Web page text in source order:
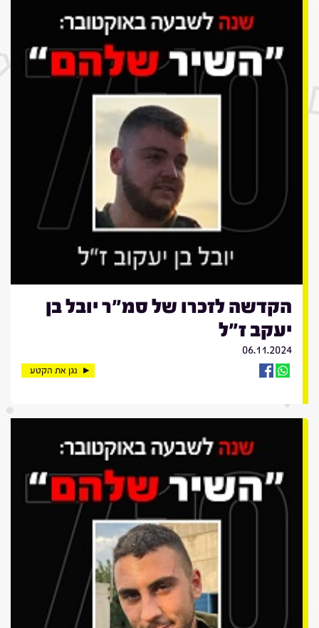
הקדשה לזכרו של סמ"ר יובל בן
יעקב ז"ל
06.11.2024
נגן את הקטע